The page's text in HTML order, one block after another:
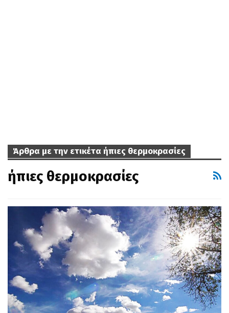
Άρθρα με την ετικέτα ήπιες θερμοκρασίες
ήπιες θερμοκρασίες